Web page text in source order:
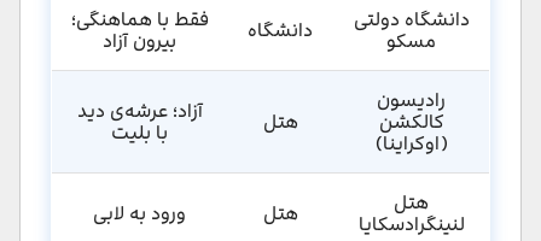
دانشگاه دولتی
مسکو دانشگاه فقط با هماهنگی؛
بیرون آزاد
رادیسون
کالکشن
(اوکراینا)
هتل آزاد؛ عرشه‌ی دید
با بلیت
هتل
لنینگرادسکایا هتل ورود به لابی